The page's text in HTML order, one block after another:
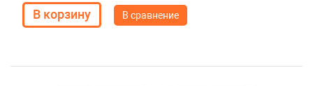
В сравнение